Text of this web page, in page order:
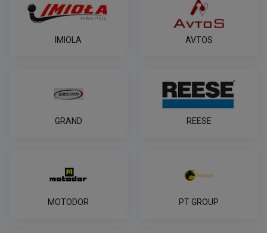
IMIOLA AVTOS
GRAND REESE
MOTODOR PT GROUP